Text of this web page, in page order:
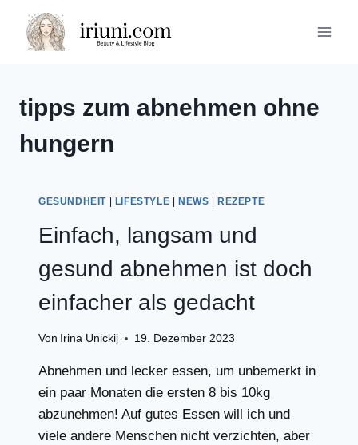
Inhalt
springen
tipps zum abnehmen ohne
hungern
GESUNDHEIT| LIFESTYLE NEWS REZEPTE
Einfach, langsam und
gesund abnehmen ist doch
einfacher als gedacht
Von Irina Unickij 19. Dezember 2023
Abnehmen und lecker essen, um unbemerkt in
ein paar Monaten die ersten 8 bis 10kg
abzunehmen! Auf gutes Essen will ich und
viele andere Menschen nicht verzichten, aber